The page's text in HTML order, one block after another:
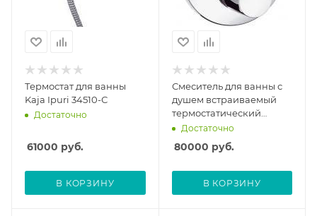
Термостат для ванны
Kaja Ipuri 34510-С
Достаточно
61000 руб.
В КОРЗИНУ
Смеситель для ванны с
душем встраиваемый
термостатический
Hansgrohe Ecostat S
15701000 без скрытой
части
Достаточно
80000 руб.
В КОРЗИНУ